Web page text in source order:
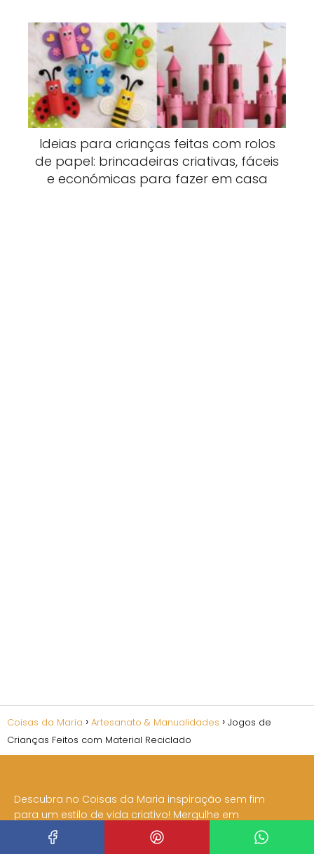
Ideias para crianças feitas com rolos
de papel: brincadeiras criativas, fáceis
e económicas para fazer em casa
Coisas da Maria Artesanato & Manualidades
Jogos de
Crianças Feitos com Material Reciclado
Descubra no Coisas da Maria inspiração sem fim
para um estilo de vida criativo! Mergulhe em
nossos guias passo a passo de DIY, dicas de
decoração, receitas únicas e muito mais.